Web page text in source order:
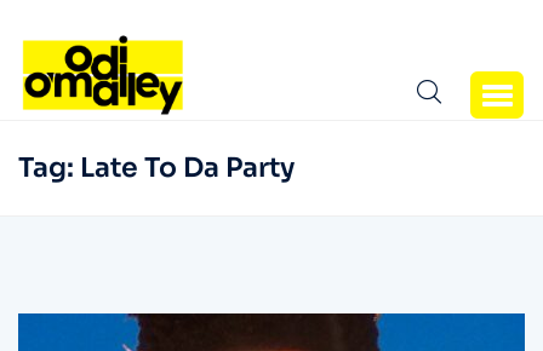
Tag: Late To Da Party